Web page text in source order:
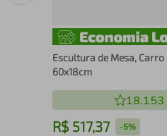
Escultura de Mesa,
60x18cm
18.153
R$ 517,37 -5%